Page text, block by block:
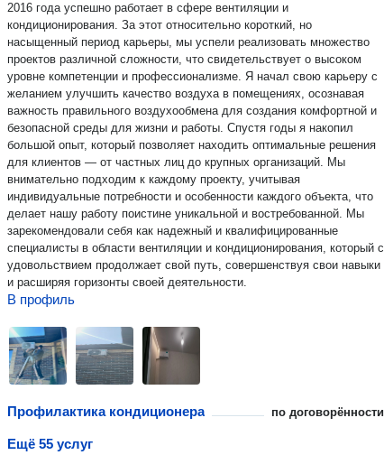
2016 года успешно работает в сфере вентиляции и
кондиционирования. За этот относительно короткий, но
насыщенный период карьеры, мы успели реализовать множество
проектов различной сложности, что свидетельствует о высоком
уровне компетенции и профессионализме. Я начал свою карьеру с
желанием улучшить качество воздуха в помещениях, осознавая
важность правильного воздухообмена для создания комфортной и
безопасной среды для жизни и работы. Спустя годы я накопил
большой опыт, который позволяет находить оптимальные решения
для клиентов — от частных лиц до крупных организаций. Мы
внимательно подходим к каждому проекту, учитывая
индивидуальные потребности и особенности каждого объекта, что
делает нашу работу поистине уникальной и востребованной. Мы
зарекомендовали себя как надежный и квалифицированные
специалисты в области вентиляции и кондиционирования, который с
удовольствием продолжает свой путь, совершенствуя свои навыки
и расширяя горизонты своей деятельности.
В профиль
Профилактика кондиционера по договорённости
Ещё 55 услуг